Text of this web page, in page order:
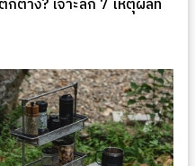
ต่าง? เจาะลึก 7 เหตุผลที่